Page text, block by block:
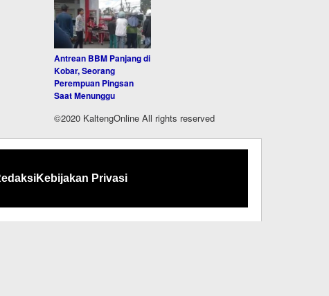
Antrean BBM Panjang di
Kobar, Seorang
Perempuan Pingsan
Saat Menunggu
©2020 KaltengOnline All rights reserved
Kebijakan Privasi